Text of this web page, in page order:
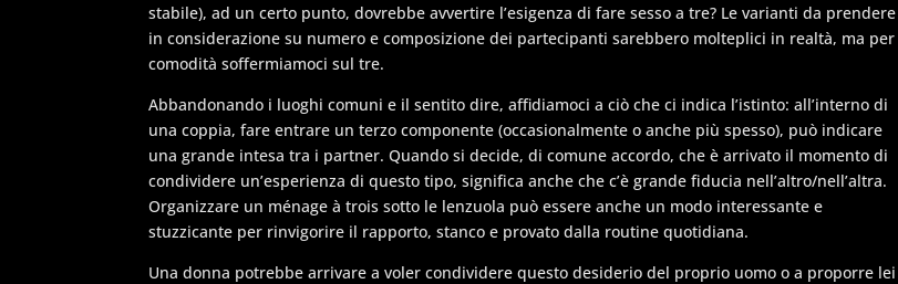
stabile), ad un certo punto, dovrebbe avvertire l’esigenza di fare sesso a tre? Le varianti da prendere
in considerazione su numero e composizione dei partecipanti sarebbero molteplici in realtà, ma per
comodità soffermiamoci sul tre.
Abbandonando i luoghi comuni e il sentito dire, affidiamoci a ciò che ci indica l’istinto: all’interno di
una coppia, fare entrare un terzo componente (occasionalmente o anche più spesso), può indicare
una grande intesa tra i partner. Quando si decide, di comune accordo, che è arrivato il momento di
condividere un’esperienza di questo tipo, significa anche che c’è grande fiducia nell’altro/nell’altra.
Organizzare un ménage à trois sotto le lenzuola può essere anche un modo interessante e
stuzzicante per rinvigorire il rapporto, stanco e provato dalla routine quotidiana.
Una donna potrebbe arrivare a voler condividere questo desiderio del proprio uomo o a proporre lei